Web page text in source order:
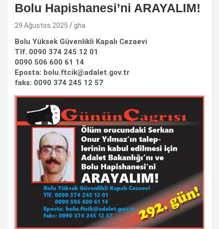
Bolu Hapishanesi’ni ARAYALIM!
29 Ağustos 2025 gha
Bolu Yüksek Güvenlikli Kapalı Cezaevi
Tlf. 0090 374 245 12 01
0090 506 600 61 14
Eposta: bolu.ftcik@adalet.gov.tr
faks: 0090 374 245 12 57